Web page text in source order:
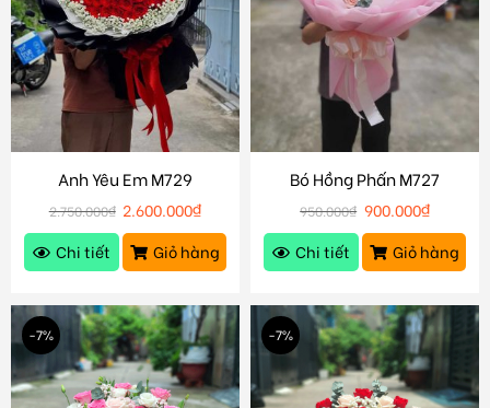
Anh Yêu Em M729
2.750.000₫ 2.600.000₫
Chi tiết
Giỏ hàng
Bó Hồng Phấn M727
950.000₫ 900.000₫
Chi tiết
Giỏ hàng
-7% -7%